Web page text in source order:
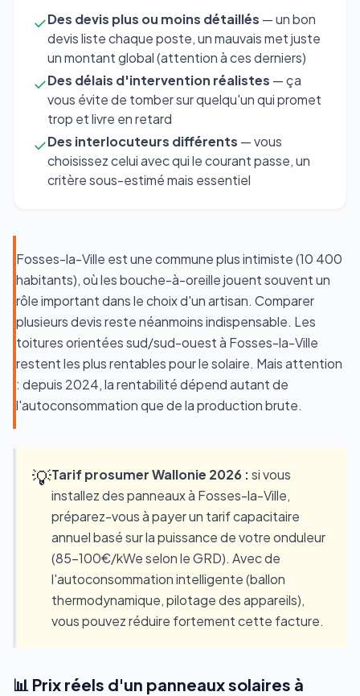
✓Des devis plus ou moins détaillés — un bon
devis liste chaque poste, un mauvais met juste
un montant global (attention à ces derniers)
✓Des délais d'intervention réalistes — ça
vous évite de tomber sur quelqu'un qui promet
trop et livre en retard
✓Des interlocuteurs différents — vous
choisissez celui avec qui le courant passe, un
critère sous-estimé mais essentiel
Fosses-la-Ville est une commune plus intimiste (10 400
habitants), où les bouche-à-oreille jouent souvent un
rôle important dans le choix d'un artisan. Comparer
plusieurs devis reste néanmoins indispensable. Les
toitures orientées sud/sud-ouest à Fosses-la-Ville
restent les plus rentables pour le solaire. Mais attention
: depuis 2024, la rentabilité dépend autant de
l'autoconsommation que de la production brute.
💡Tarif prosumer Wallonie 2026 :si vous
installez des panneaux à Fosses-la-Ville,
préparez-vous à payer un tarif capacitaire
annuel basé sur la puissance de votre onduleur
(85-100€/kWe selon le GRD). Avec de
l'autoconsommation intelligente (ballon
thermodynamique, pilotage des appareils),
vous pouvez réduire fortement cette facture.
📊 Prix réels d'un panneaux solaires à